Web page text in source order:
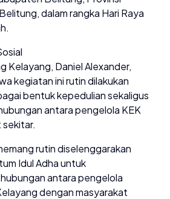
dalam rangka Hari Raya
Kelayang, Daniel Alexander,
kegiatan ini rutin dilakukan
bentuk kepedulian sekaligus
antara pengelola KEK
rutin diselenggarakan
Idul Adha untuk
antara pengelola
dengan masyarakat